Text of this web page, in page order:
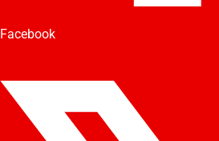
Facebook